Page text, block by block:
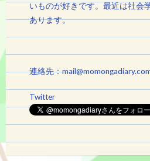
いものが好きです。最近は社会
あります。
連絡先：
Twitter